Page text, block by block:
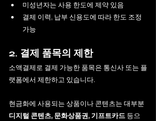
미성년자는 사용 한도에 제약 있음
결제 이력, 납부 신용도에 따라 한도 조정
가능
2. 결제 품목의 제한
소액결제로 결제 가능한 품목은 통신사 또는 플
랫폼에서 제한하고 있습니다.
현금화에 사용되는 상품이나 콘텐츠는 대부분
디지털 콘텐츠, 문화상품권, 기프트카드 등으